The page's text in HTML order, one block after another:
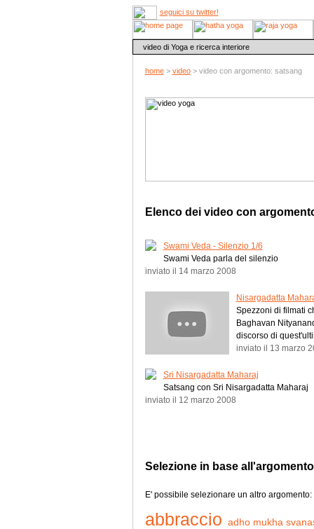
seguici su twitter!
video di Yoga e ricerca interiore
home> video> video con argomento: satsang
Elenco dei video con
Swami Veda - Silenzio 1/6
Swami Veda parla del silenzio
inviato il 14 marzo 2008
Nisargadatta
Spezzoni di filmati
Baghavan
discorso di
inviato il 13 marzo
Sri Nisargadatta Maharaj
Satsang con Sri Nisargadatta Maharaj
inviato il 12 marzo 2008
Selezione in base all'argomento
E' possibile selezionare un altro argomento:
abbraccio adho mukha